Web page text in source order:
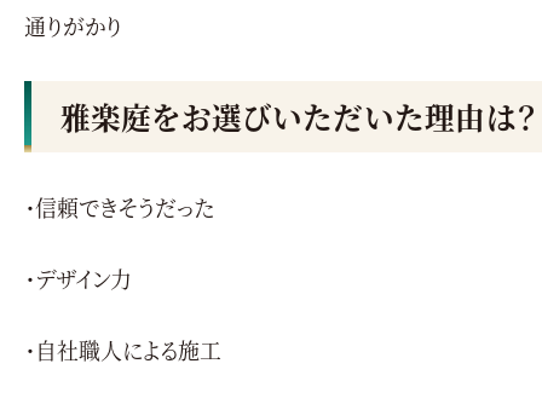
通りがかり
雅楽庭をお選びいただいた理由は？
・信頼できそうだった
・デザイン力
・自社職人による施工